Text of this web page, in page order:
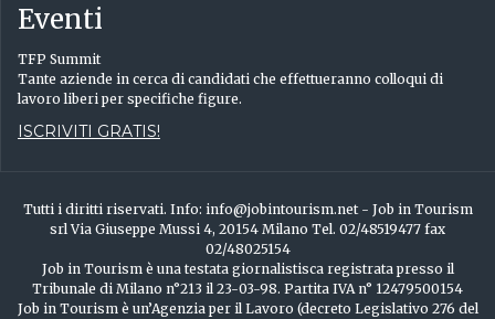
Eventi
TFP Summit
Tante aziende in cerca di candidati che effettueranno colloqui di
lavoro liberi per specifiche figure.
ISCRIVITI GRATIS!
Tutti i diritti riservati. Info: info@jobintourism.net - Job in Tourism
srl Via Giuseppe Mussi 4, 20154 Milano Tel. 02/48519477 fax
02/48025154
Job in Tourism è una testata giornalistisca registrata presso il
Tribunale di Milano n°213 il 23-03-98. Partita IVA n° 12479500154
Job in Tourism è un’Agenzia per il Lavoro (decreto Legislativo 276 del